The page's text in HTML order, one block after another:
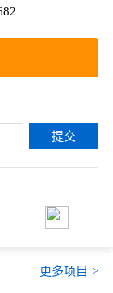
提交
更多项目 >